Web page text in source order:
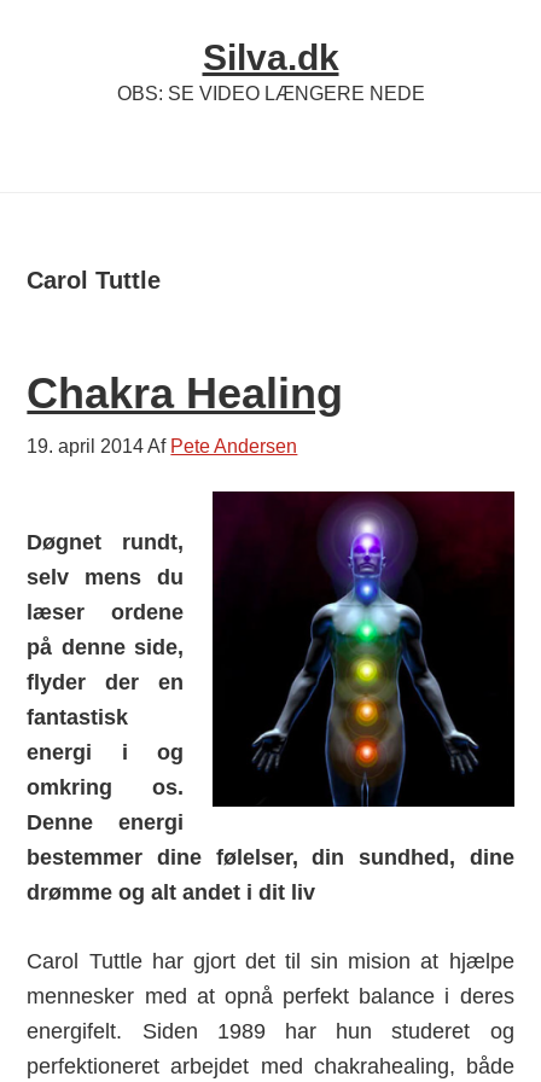
Silva.dk
OBS: SE VIDEO LÆNGERE NEDE
Carol Tuttle
Chakra Healing
19. april 2014Af Pete Andersen
Døgnet rundt,
selv mens du
læser ordene
på denne side,
flyder der en
fantastisk
energi i og
omkring os.
Denne energi
bestemmer dine følelser, din sundhed, dine
drømme og alt andet i dit liv
Carol Tuttle har gjort det til sin mision at hjælpe
mennesker med at opnå perfekt balance i deres
energifelt. Siden 1989 har hun studeret og
perfektioneret arbejdet med chakrahealing, både